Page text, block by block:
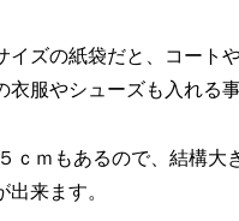
イズの紙袋だと、コート
衣服やシューズも入れる
ｃｍもあるので、結構大
出来ます。